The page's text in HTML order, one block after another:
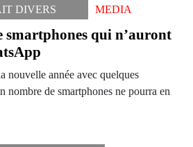
DIVERS
MEDIA
smartphones qui n’auront
nouvelle année avec quelques
nombre de smartphones ne pourra en